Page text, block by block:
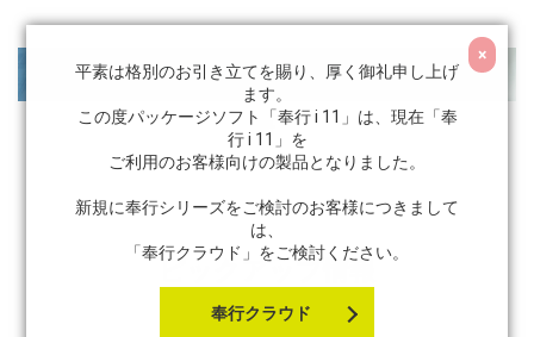
×
平素は格別のお引き立てを賜り、厚く御礼申し上げ
ます。
この度パッケージソフト「奉行 i 11」は、現在「奉
行 i 11」を
ご利用のお客様向けの製品となりました。
新規に奉行シリーズをご検討のお客様につきまして
は、
「奉行クラウド」をご検討ください。
奉行クラウド
ピックアップ情報